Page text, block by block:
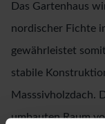
Das Gartenhaus
nordischer Fichte
gewährleistet
stabile
Masssivholzdach.
umbauten Raum